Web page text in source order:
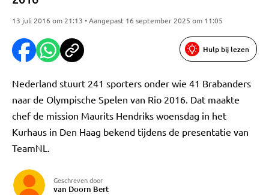
13 juli 2016 om 21:13 • Aangepast 16 september 2025 om 11:05
Hulp bij lezen
Nederland stuurt 241 sporters onder wie 41 Brabanders
naar de Olympische Spelen van Rio 2016. Dat maakte
chef de mission Maurits Hendriks woensdag in het
Kurhaus in Den Haag bekend tijdens de presentatie van
TeamNL.
Geschreven door
van Doorn Bert